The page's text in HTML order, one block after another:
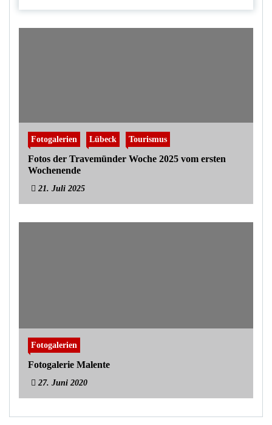
Fotogalerien Lübeck Tourismus
Fotos der Travemünder Woche 2025 vom ersten
Wochenende
21. Juli 2025
Fotogalerien
Fotogalerie Malente
27. Juni 2020